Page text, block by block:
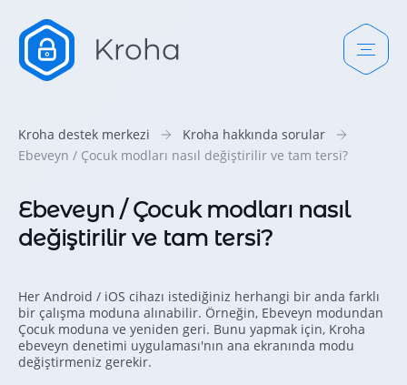
Kroha destek merkezi
Kroha hakkında sorular
Ebeveyn / Çocuk modları nasıl değiştirilir ve tam tersi?
Ebeveyn / Çocuk modları nasıl
değiştirilir ve tam tersi?
Her Android / iOS cihazı istediğiniz herhangi bir anda farklı
bir çalışma moduna alınabilir. Örneğin, Ebeveyn modundan
Çocuk moduna ve yeniden geri. Bunu yapmak için, Kroha
ebeveyn denetimi uygulaması'nın ana ekranında modu
değiştirmeniz gerekir.